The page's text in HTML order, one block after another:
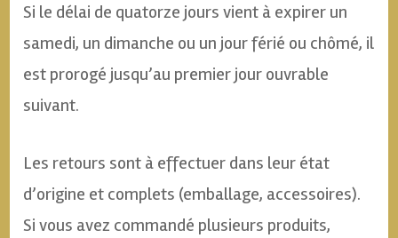
Si le délai de quatorze jours vient à expirer un
samedi, un dimanche ou un jour férié ou chômé, il
est prorogé jusqu’au premier jour ouvrable
suivant.
Les retours sont à effectuer dans leur état
d’origine et complets (emballage, accessoires).
Si vous avez commandé plusieurs produits,